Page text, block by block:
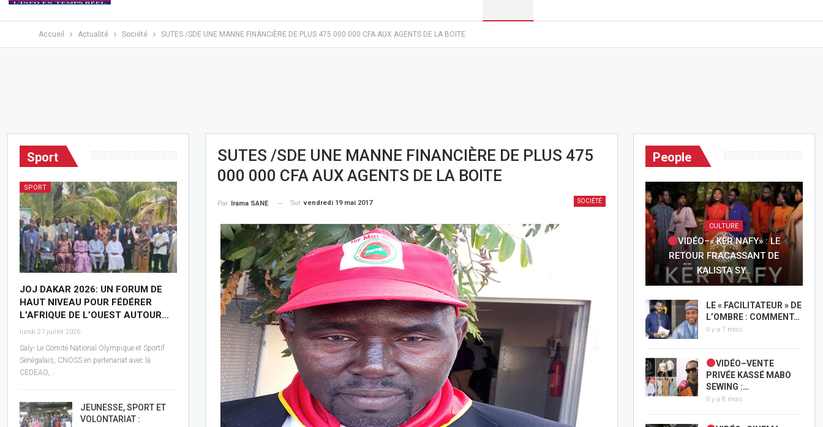
Accueil Actualité Société SUTES /SDE UNE MANNE FINANCIÈRE DE PLUS 475 000 000 CFA AUX AGENTS DE LA BOITE
SUTES /SDE UNE MANNE FINANCIÈRE DE PLUS 475
000 000 CFA AUX AGENTS DE LA BOITE
SOCIÉTÉ
Par Irama SANE Sur vendredi 19 mai 2017
People
CULTURE
VIDÉO–« KËR NAFY» : LE
RETOUR FRACASSANT DE
KALISTA SY…
LE « FACILITATEUR » DE
L’OMBRE : COMMENT…
Il y a 7 mois
VIDÉO–VENTE
PRIVÉE KASSÉ MABO
SEWING :…
Il y a 8 mois
Sport
SPORT
JOJ DAKAR 2026: UN FORUM DE
HAUT NIVEAU POUR FÉDÉRER
L’AFRIQUE DE L’OUEST AUTOUR…
lundi 27 juillet 2026
Saly- Le Comité National Olympique et Sportif
Sénégalais, CNOSS en partenariat avec la
CEDEAO,…
JEUNESSE, SPORT ET
VOLONTARIAT :